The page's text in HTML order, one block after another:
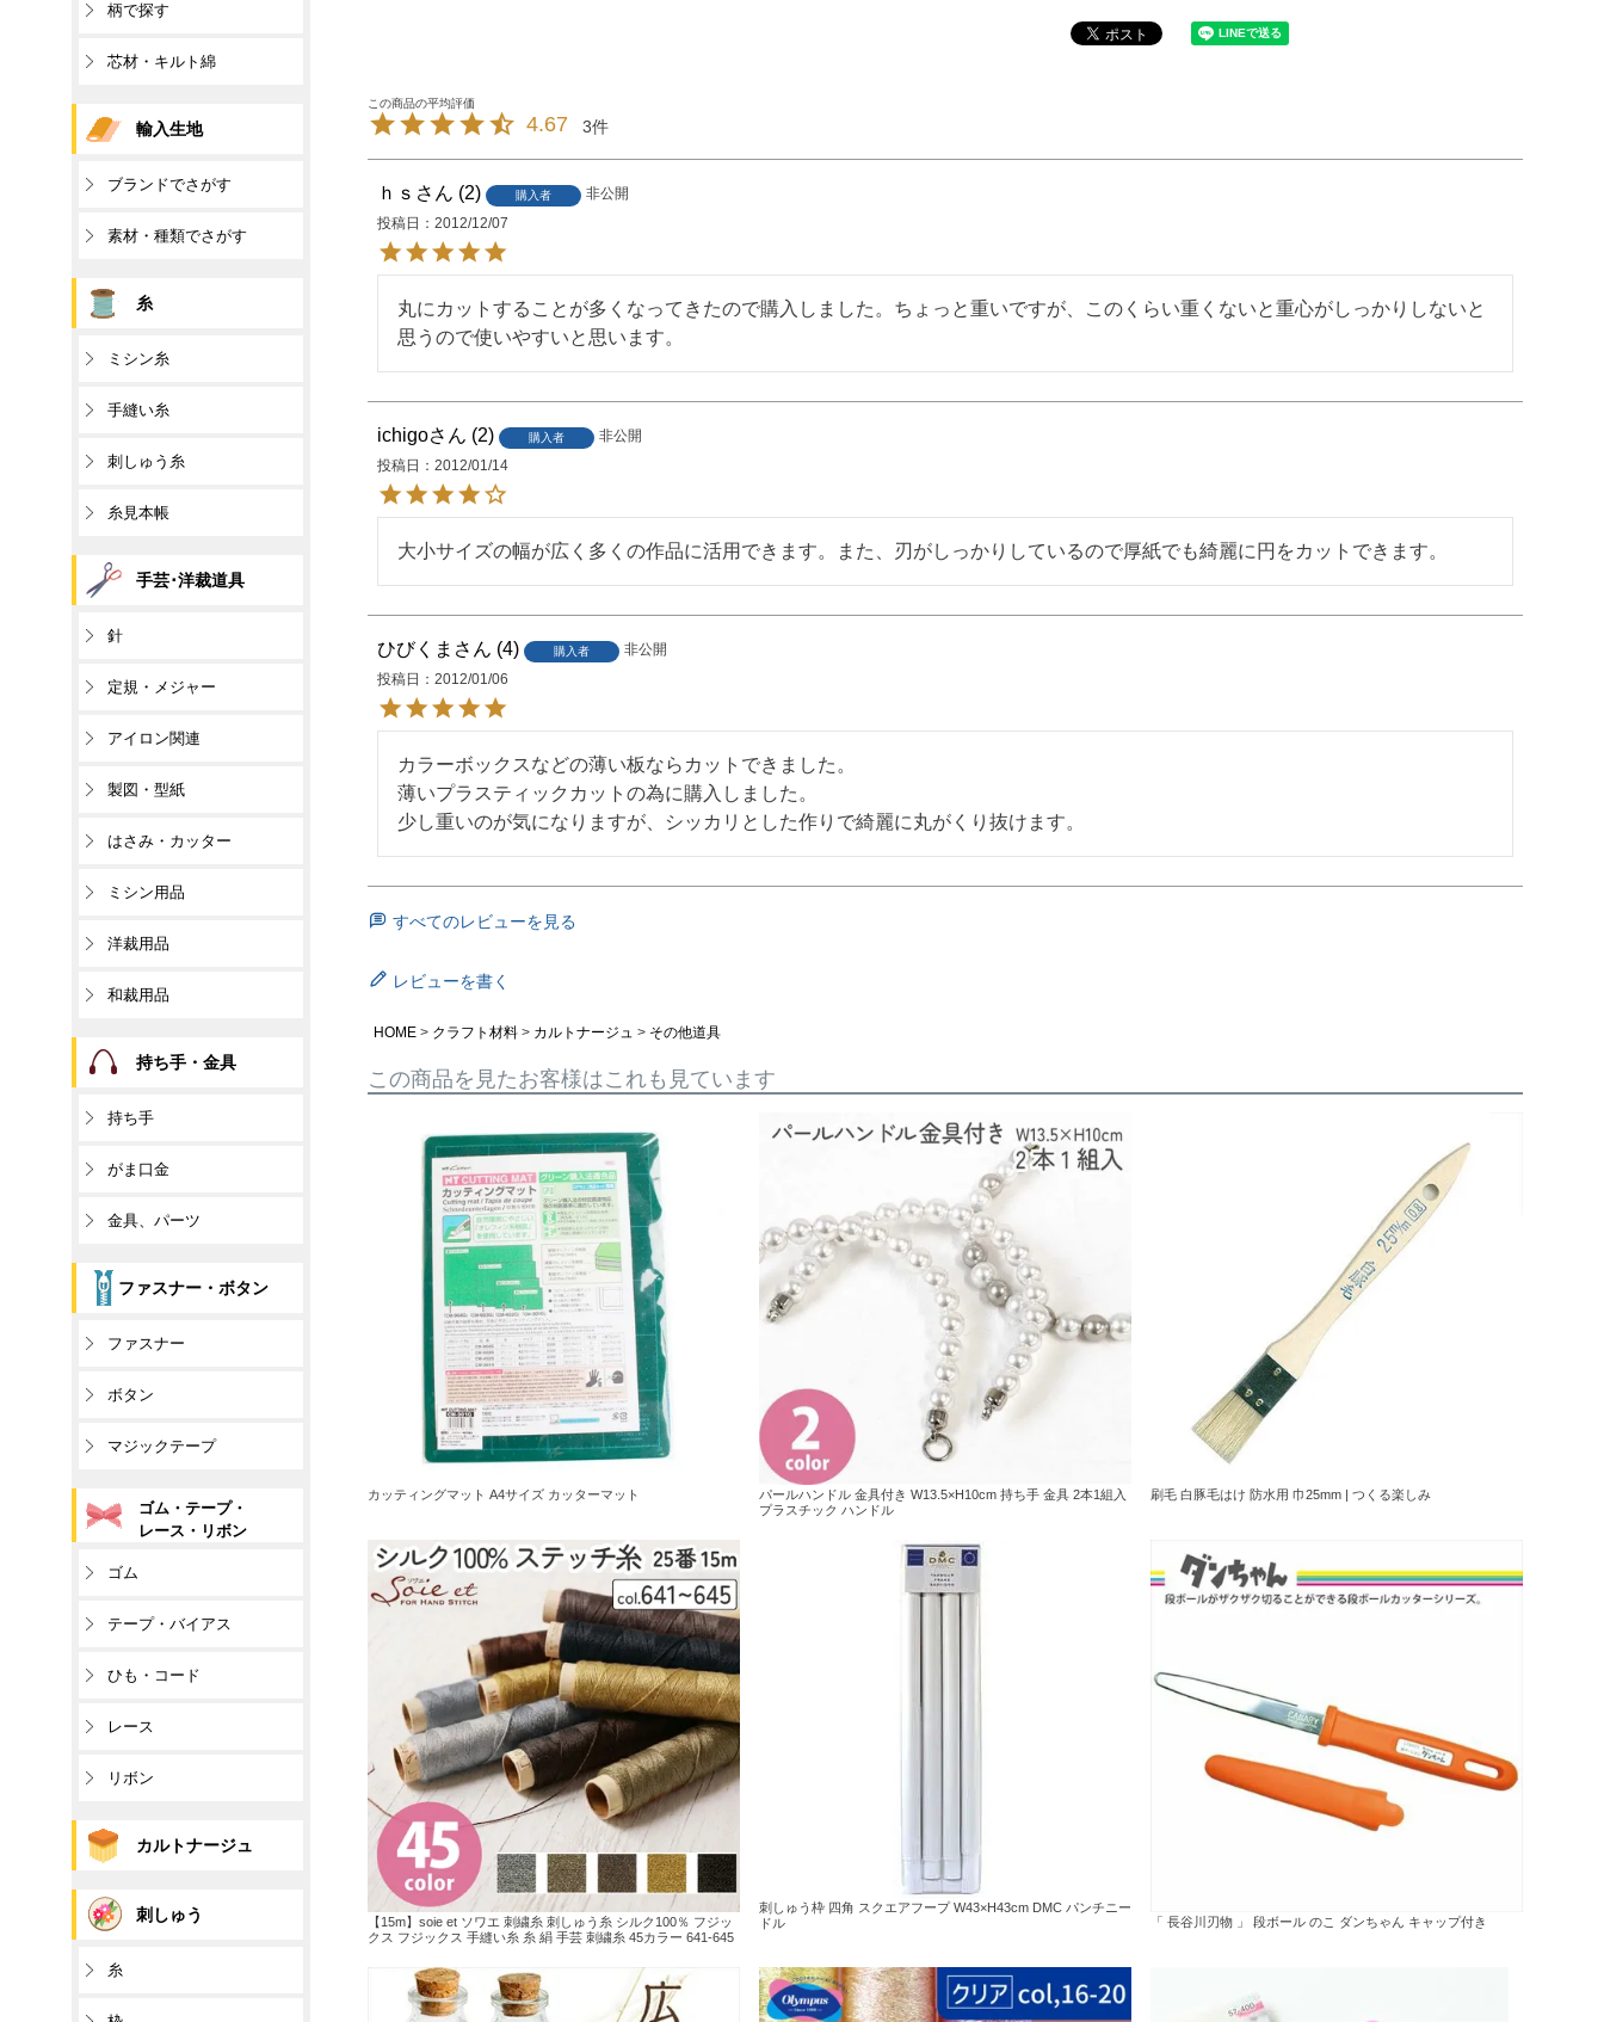
4.67 3
ｈｓ 2 購入者
非公開
投稿日
2012/12/07
丸にカットすることが多くなってきたので購入しました。ちょっと重いですが、このくらい重くないと重心がしっかりしないと
思うので使いやすいと思います。
ichigo 2 購入者
非公開
投稿日
2012/01/14
大小サイズの幅が広く多くの作品に活用できます。また、刃がしっかりしているので厚紙でも綺麗に円をカットできます。
ひびくま 4 購入者
非公開
投稿日
2012/01/06
カラーボックスなどの薄い板ならカットできました。
薄いプラスティックカットの為に購入しました。
少し重いのが気になりますが、シッカリとした作りで綺麗に丸がくり抜けます。
すべてのレビューを見る
レビューを書く
HOME クラフト材料 カルトナージュ その他道具
この商品を見たお客様はこれも見ています
カッティングマット A4サイズ カッターマット
パールハンドル 金具付き W13.5×H10cm 持ち手 金具 2本1組入
プラスチック ハンドル
刷毛 白豚毛はけ 防水用 巾25mm | つくる楽しみ
【15m】soie et ソワエ 刺繍糸 刺しゅう糸 シルク100％ フジッ
クス フジックス 手縫い糸 糸 絹 手芸 刺繍糸 45カラー 641-645
刺しゅう枠 四角 スクエアフープ W43×H43cm DMC パンチニー
ドル
「 長谷川刃物 」 段ボール のこ ダンちゃん キャップ付き
柄で探す
芯材・キルト綿
輸入生地
ブランドでさがす
素材・種類でさがす
糸
ミシン糸
手縫い糸
刺しゅう糸
糸見本帳
手芸･洋裁道具
針
定規・メジャー
アイロン関連
製図・型紙
はさみ・カッター
ミシン用品
洋裁用品
和裁用品
持ち手・金具
持ち手
がま口金
金具、パーツ
ファスナー・ボタン
ファスナー
ボタン
マジックテープ
ゴム・テープ・
レース・リボン
ゴム
テープ・バイアス
ひも・コード
レース
リボン
カルトナージュ
刺しゅう
糸